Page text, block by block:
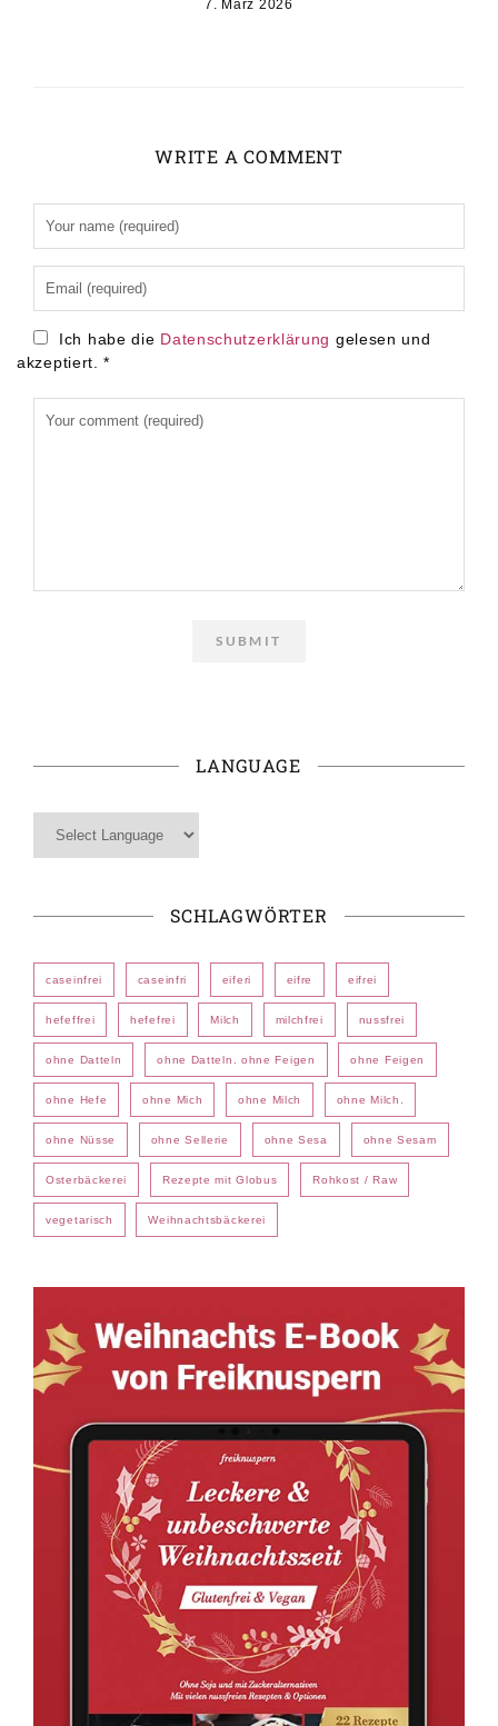
7. März 2026
WRITE A COMMENT
Ich habe die Datenschutzerklärung gelesen und
akzeptiert.
*
LANGUAGE
SCHLAGWÖRTER
caseinfrei caseinfri eiferi eifre eifrei
hefeffrei hefefrei Milch milchfrei nussfrei
ohne Datteln ohne Datteln. ohne Feigen ohne Feigen
ohne Hefe ohne Mich ohne Milch ohne Milch.
ohne Nüsse ohne Sellerie ohne Sesa ohne Sesam
Osterbäckerei Rezepte mit Globus Rohkost / Raw
vegetarisch Weihnachtsbäckerei